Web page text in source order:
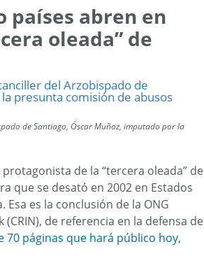
países abren en
oleada” de
de Santiago, Óscar Muñoz, imputado por la
de la “tercera oleada” de
que se desató en 2002 en Estados
Esa es la conclusión de la ONG
de referencia en la defensa de
70 páginas que hará público hoy,